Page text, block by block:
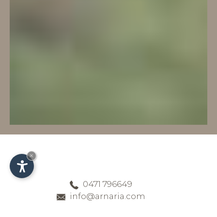
0471 796649
info@arnaria.com
×